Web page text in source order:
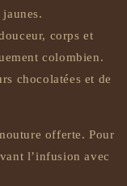
corps et
colombien.
chocolatées et de
offerte. Pour
l’infusion avec